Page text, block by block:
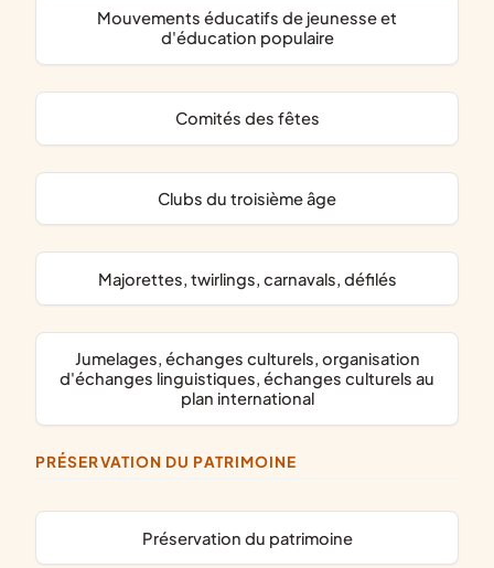
mouvements éducatifs de jeunesse et
d'éducation populaire
comités des fêtes
clubs du troisième âge
majorettes, twirlings, carnavals, défilés
jumelages, échanges culturels, organisation
d'échanges linguistiques, échanges culturels au
plan international
PRÉSERVATION DU PATRIMOINE
préservation du patrimoine